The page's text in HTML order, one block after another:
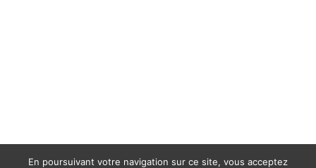
En poursuivant votre navigation sur ce site, vous acceptez